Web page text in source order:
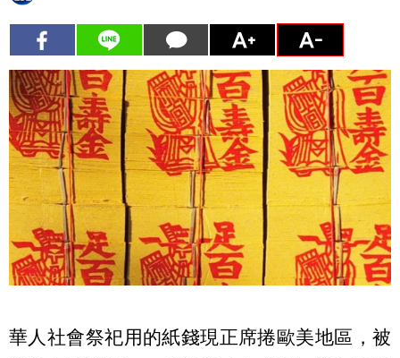
華人社會祭祀用的紙錢現正席捲歐美地區，被